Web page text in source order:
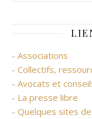
- Associations
- Collectifs,
- Avocats et
- La presse libre
- Quelques sites